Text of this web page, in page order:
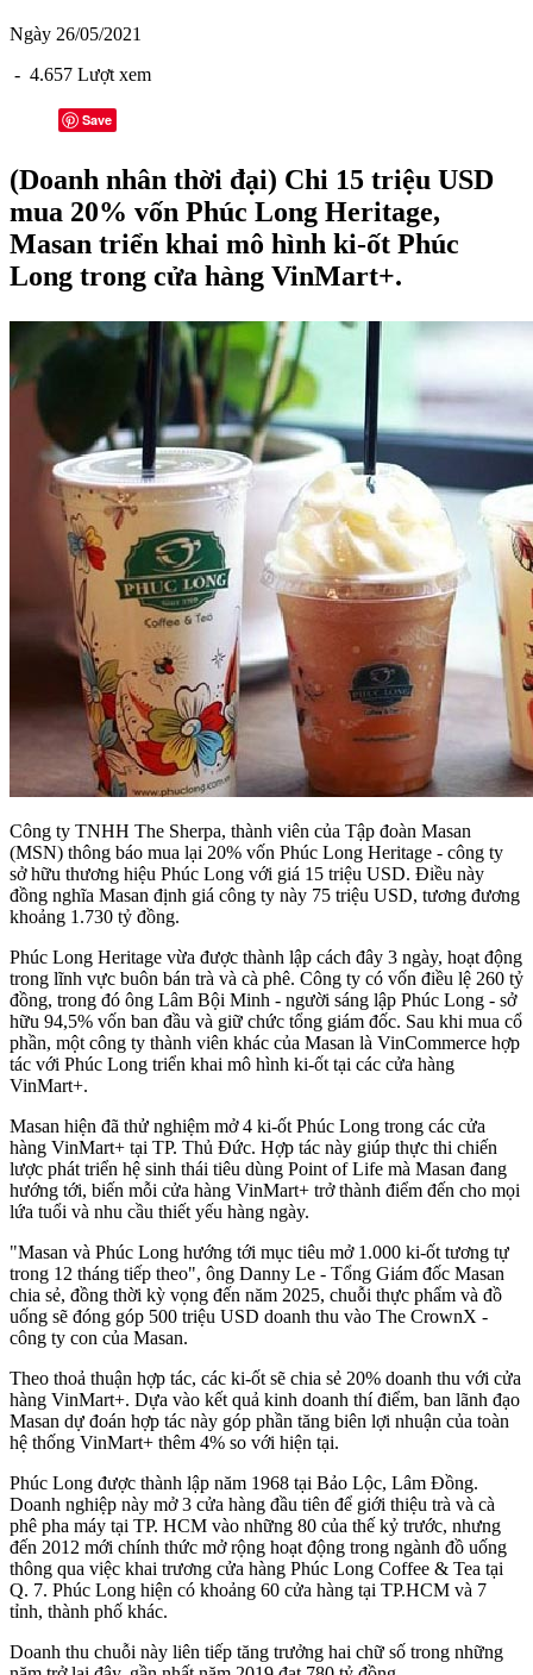
Ngày 26/05/2021
- 4.657 Lượt xem
Save
(Doanh nhân thời đại) Chi 15 triệu USD
mua 20% vốn Phúc Long Heritage,
Masan triển khai mô hình ki-ốt Phúc
Long trong cửa hàng VinMart+.
Công ty TNHH The Sherpa, thành viên của Tập đoàn Masan
(MSN) thông báo mua lại 20% vốn Phúc Long Heritage - công ty
sở hữu thương hiệu Phúc Long với giá 15 triệu USD. Điều này
đồng nghĩa Masan định giá công ty này 75 triệu USD, tương đương
khoảng 1.730 tỷ đồng.
Phúc Long Heritage vừa được thành lập cách đây 3 ngày, hoạt động
trong lĩnh vực buôn bán trà và cà phê. Công ty có vốn điều lệ 260 tỷ
đồng, trong đó ông Lâm Bội Minh - người sáng lập Phúc Long - sở
hữu 94,5% vốn ban đầu và giữ chức tổng giám đốc. Sau khi mua cổ
phần, một công ty thành viên khác của Masan là VinCommerce hợp
tác với Phúc Long triển khai mô hình ki-ốt tại các cửa hàng
VinMart+.
Masan hiện đã thử nghiệm mở 4 ki-ốt Phúc Long trong các cửa
hàng VinMart+ tại TP. Thủ Đức. Hợp tác này giúp thực thi chiến
lược phát triển hệ sinh thái tiêu dùng Point of Life mà Masan đang
hướng tới, biến mỗi cửa hàng VinMart+ trở thành điểm đến cho mọi
lứa tuổi và nhu cầu thiết yếu hàng ngày.
"Masan và Phúc Long hướng tới mục tiêu mở 1.000 ki-ốt tương tự
trong 12 tháng tiếp theo", ông Danny Le - Tổng Giám đốc Masan
chia sẻ, đồng thời kỳ vọng đến năm 2025, chuỗi thực phẩm và đồ
uống sẽ đóng góp 500 triệu USD doanh thu vào The CrownX -
công ty con của Masan.
Theo thoả thuận hợp tác, các ki-ốt sẽ chia sẻ 20% doanh thu với cửa
hàng VinMart+. Dựa vào kết quả kinh doanh thí điểm, ban lãnh đạo
Masan dự đoán hợp tác này góp phần tăng biên lợi nhuận của toàn
hệ thống VinMart+ thêm 4% so với hiện tại.
Phúc Long được thành lập năm 1968 tại Bảo Lộc, Lâm Đồng.
Doanh nghiệp này mở 3 cửa hàng đầu tiên để giới thiệu trà và cà
phê pha máy tại TP. HCM vào những 80 của thế kỷ trước, nhưng
đến 2012 mới chính thức mở rộng hoạt động trong ngành đồ uống
thông qua việc khai trương cửa hàng Phúc Long Coffee & Tea tại
Q. 7. Phúc Long hiện có khoảng 60 cửa hàng tại TP.HCM và 7
tỉnh, thành phố khác.
Doanh thu chuỗi này liên tiếp tăng trưởng hai chữ số trong những